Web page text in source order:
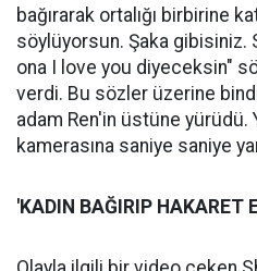
bağırarak ortalığı birbirine
söylüyorsun. Şaka gibisiniz.
ona I love you diyeceksin"
verdi. Bu sözler üzerine
adam Ren'in üstüne
kamerasına saniye saniye
'KADIN BAĞIRIP HAKARET